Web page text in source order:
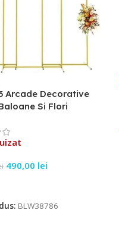
Arcade Decorative
Si Flori
490,00 lei
BLW38786